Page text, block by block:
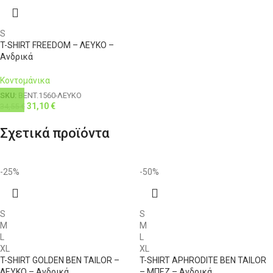
4XL
S
T-SHIRT FREEDOM – ΛΕΥΚΟ –
Ανδρικά
Κοντομάνικα
SKU: BENT.1560-ΛΕΥΚΟ
€ 31,10€
Σχετικά προϊόντα
-25%
S
M
XL
T-SHIRT GOLDEN BEN TAILOR –
-50%
S
M
XL
T-SHIRT APHRODITE BEN TAILOR